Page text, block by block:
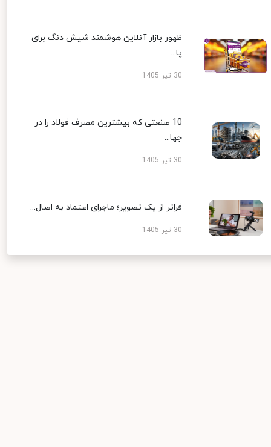
ظهور بازار آنلاین هوشمند شیش دنگ برای
پا...
30 تیر 1405
10 صنعتی که بیشترین مصرف فولاد را در
جها...
30 تیر 1405
فراتر از یک تصویر؛ ماجرای اعتماد به اصال...
30 تیر 1405